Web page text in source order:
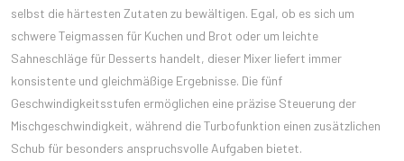
selbst die härtesten Zutaten zu bewältigen. Egal, ob es sich um
schwere Teigmassen für Kuchen und Brot oder um leichte
Sahneschläge für Desserts handelt, dieser Mixer liefert immer
konsistente und gleichmäßige Ergebnisse. Die fünf
Geschwindigkeitsstufen ermöglichen eine präzise Steuerung der
Mischgeschwindigkeit, während die Turbofunktion einen zusätzlichen
Schub für besonders anspruchsvolle Aufgaben bietet.